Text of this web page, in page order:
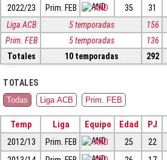
2022/23
Prim. FEB AND 35 31
Liga ACB
5 temporadas 156
Prim. FEB
5 temporadas 136
Totales
10 temporadas 292
TOTALES
Todas Liga ACB Prim. FEB
Temp Liga Equipo Edad PJ
2012/13 Prim. FEB AND 25 22